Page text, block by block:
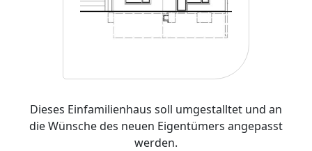
Dieses Einfamilienhaus soll umgestalltet und an
die Wünsche des neuen Eigentümers angepasst
werden.